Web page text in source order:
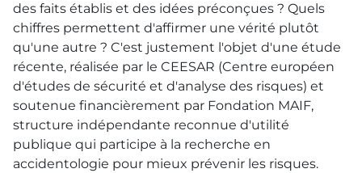
des faits établis et des idées préconçues ? Quels
chiffres permettent d'affirmer une vérité plutôt
qu'une autre ? C'est justement l'objet d'une étude
récente, réalisée par le CEESAR (Centre européen
d'études de sécurité et d'analyse des risques) et
soutenue financièrement par Fondation MAIF,
structure indépendante reconnue d'utilité
publique qui participe à la recherche en
accidentologie pour mieux prévenir les risques.